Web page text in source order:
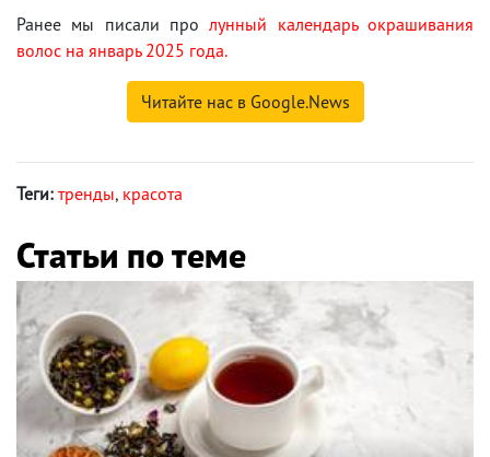
Ранее мы писали пролунный календарь окрашивания
волос на январь 2025 года.
Читайте нас в Google.News
Теги: тренды, красота
Статьи по теме